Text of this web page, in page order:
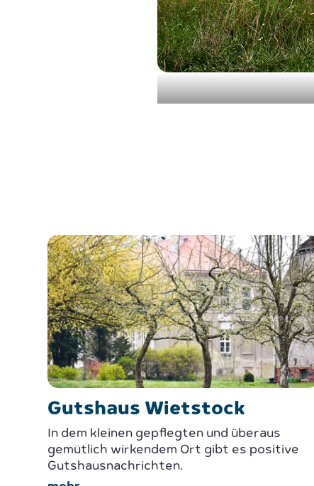
Gutshaus Wietstock
In dem kleinen gepflegten und überaus
gemütlich wirkendem Ort gibt es positive
Gutshausnachrichten.